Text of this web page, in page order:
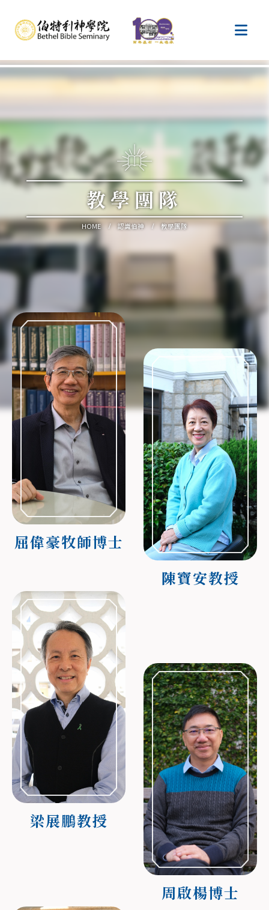
教學團隊
HOME 認識伯神 教學團隊
屈偉豪牧師博士
陳寶安教授
梁展鵬教授
周啟楊博士